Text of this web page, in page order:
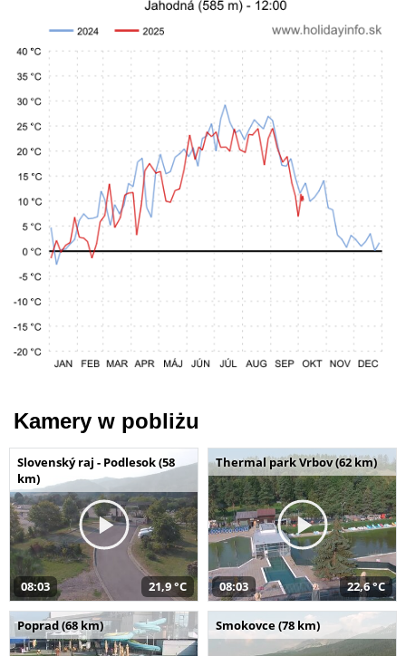
Kamery w pobliżu
Slovenský raj - Podlesok (58
km)
08:03 21,9 °C
Thermal park Vrbov (62 km)
08:03 22,6 °C
Poprad (68 km) Smokovce (78 km)